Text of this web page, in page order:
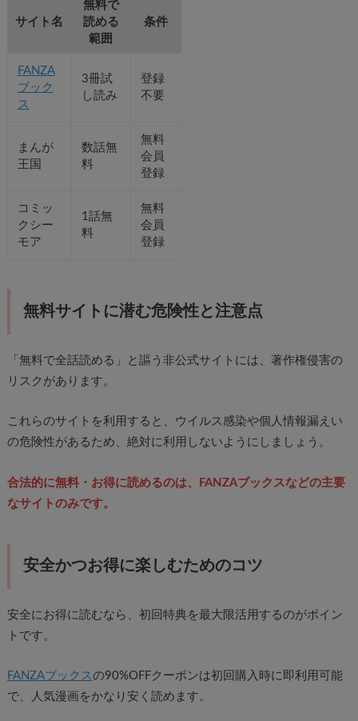
サイト名
無料で
読める
範囲
条件
FANZA
ブック
ス
3冊試
し読み
登録
不要
まんが
王国
数話無
料
無料
会員
登録
コミッ
クシー
モア
1話無
料
無料
会員
登録
無料サイトに潜む危険性と注意点
「無料で全話読める」と謳う非公式サイトには、著作権侵害の
リスクがあります。
これらのサイトを利用すると、ウイルス感染や個人情報漏えい
の危険性があるため、絶対に利用しないようにしましょう。
合法的に無料・お得に読めるのは、FANZAブックスなどの主要
なサイトのみです。
安全かつお得に楽しむためのコツ
安全にお得に読むなら、初回特典を最大限活用するのがポイン
トです。
FANZAブックスの90%OFFクーポンは初回購入時に即利用可能
で、人気漫画をかなり安く読めます。